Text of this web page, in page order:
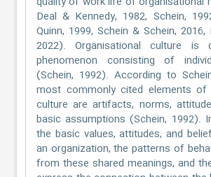
Deal & Kennedy, 1982, Schein,
Quinn, 1999, Schein & Schein, 2016,
2022). Organisational culture
phenomenon consisting of
(Schein, 1992). According to
most commonly cited elements of
culture are artifacts, norms,
basic assumptions (Schein, 1992).
the basic values, attitudes, and
an organization, the patterns of
from these shared meanings, and